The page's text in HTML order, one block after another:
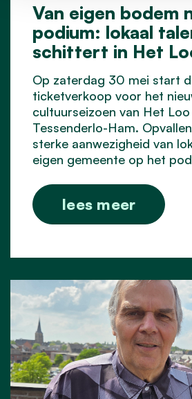
Van eigen bodem
podium: lokaal
schittert in Het
Op zaterdag 30 mei start
ticketverkoop voor het
cultuurseizoen van Het Loo
Tessenderlo-Ham.
sterke aanwezigheid van
eigen gemeente op het
lees meer